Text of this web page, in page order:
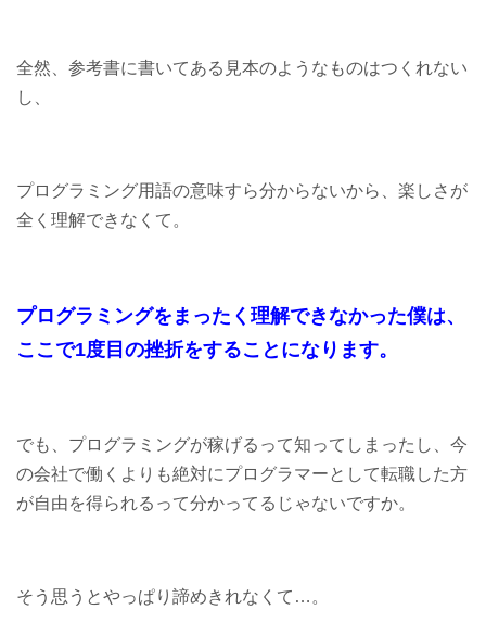
全然、参考書に書いてある見本のようなものはつくれない
し、
プログラミング用語の意味すら分からないから、楽しさが
全く理解できなくて。
プログラミングをまったく理解できなかった僕は、
ここで1度目の挫折をすることになります。
でも、プログラミングが稼げるって知ってしまったし、今
の会社で働くよりも絶対にプログラマーとして転職した方
が自由を得られるって分かってるじゃないですか。
そう思うとやっぱり諦めきれなくて…。